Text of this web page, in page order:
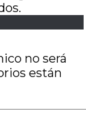
no será
están